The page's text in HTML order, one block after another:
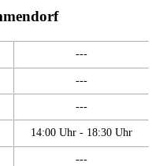
---
---
---
14:00 Uhr - 18:30 Uhr
---